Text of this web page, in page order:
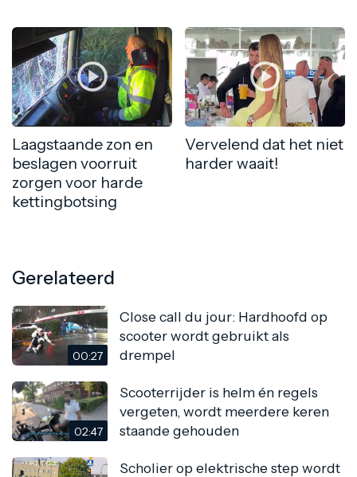
Laagstaande zon en
beslagen voorruit
zorgen voor harde
kettingbotsing
Vervelend dat het niet
harder waait!
Gerelateerd
00:27
Close call du jour: Hardhoofd op
scooter wordt gebruikt als
drempel
02:47
Scooterrijder is helm én regels
vergeten, wordt meerdere keren
staande gehouden
Scholier op elektrische step wordt